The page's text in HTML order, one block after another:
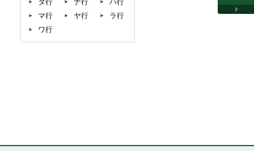
タ行
ナ行
ハ行
マ行
ヤ行
ラ行
ワ行